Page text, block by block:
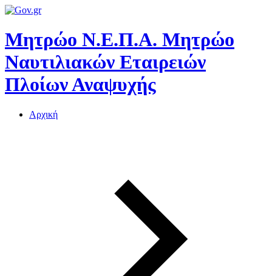
Μητρώο Ν.Ε.Π.Α. Μητρώο
Ναυτιλιακών Εταιρειών
Πλοίων Αναψυχής
Αρχική